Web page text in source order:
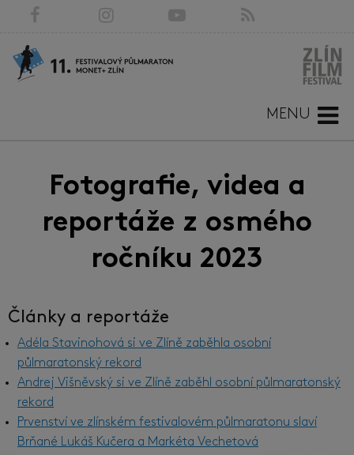
MENU
Fotografie, videa a
reportáže z osmého
ročníku 2023
Články a reportáže
Adéla Stavinohová si ve Zlíně zaběhla osobní
půlmaratonský rekord
Andrej Višněvský si ve Zlíně zaběhl osobní půlmaratonský
rekord
Prvenství ve zlínském festivalovém půlmaratonu slaví
Brňané Lukáš Kučera a Markéta Vechetová